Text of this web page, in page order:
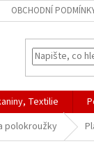
OBCHODNÍ
Textilie
polokroužky